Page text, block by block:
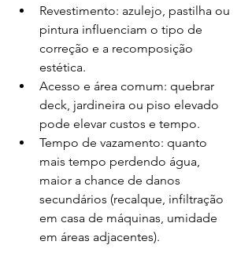
Revestimento: azulejo, pastilha ou
pintura influenciam o tipo de
correção e a recomposição
estética.
Acesso e área comum: quebrar
deck, jardineira ou piso elevado
pode elevar custos e tempo.
Tempo de vazamento: quanto
mais tempo perdendo água,
maior a chance de danos
secundários (recalque, infiltração
em casa de máquinas, umidade
em áreas adjacentes).